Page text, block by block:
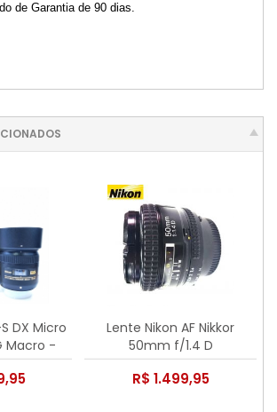
de Garantia de 90 dias.
DX Micro
Macro -
Lente Nikon AF Nikkor
50mm f/1.4 D
R$ 1.499,95